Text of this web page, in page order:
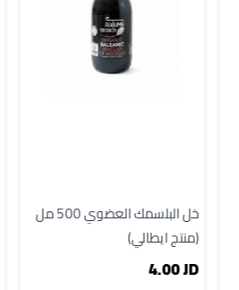
خل البلسمك العضوي 500 مل
(منتج ايطالي)
4.00 JD